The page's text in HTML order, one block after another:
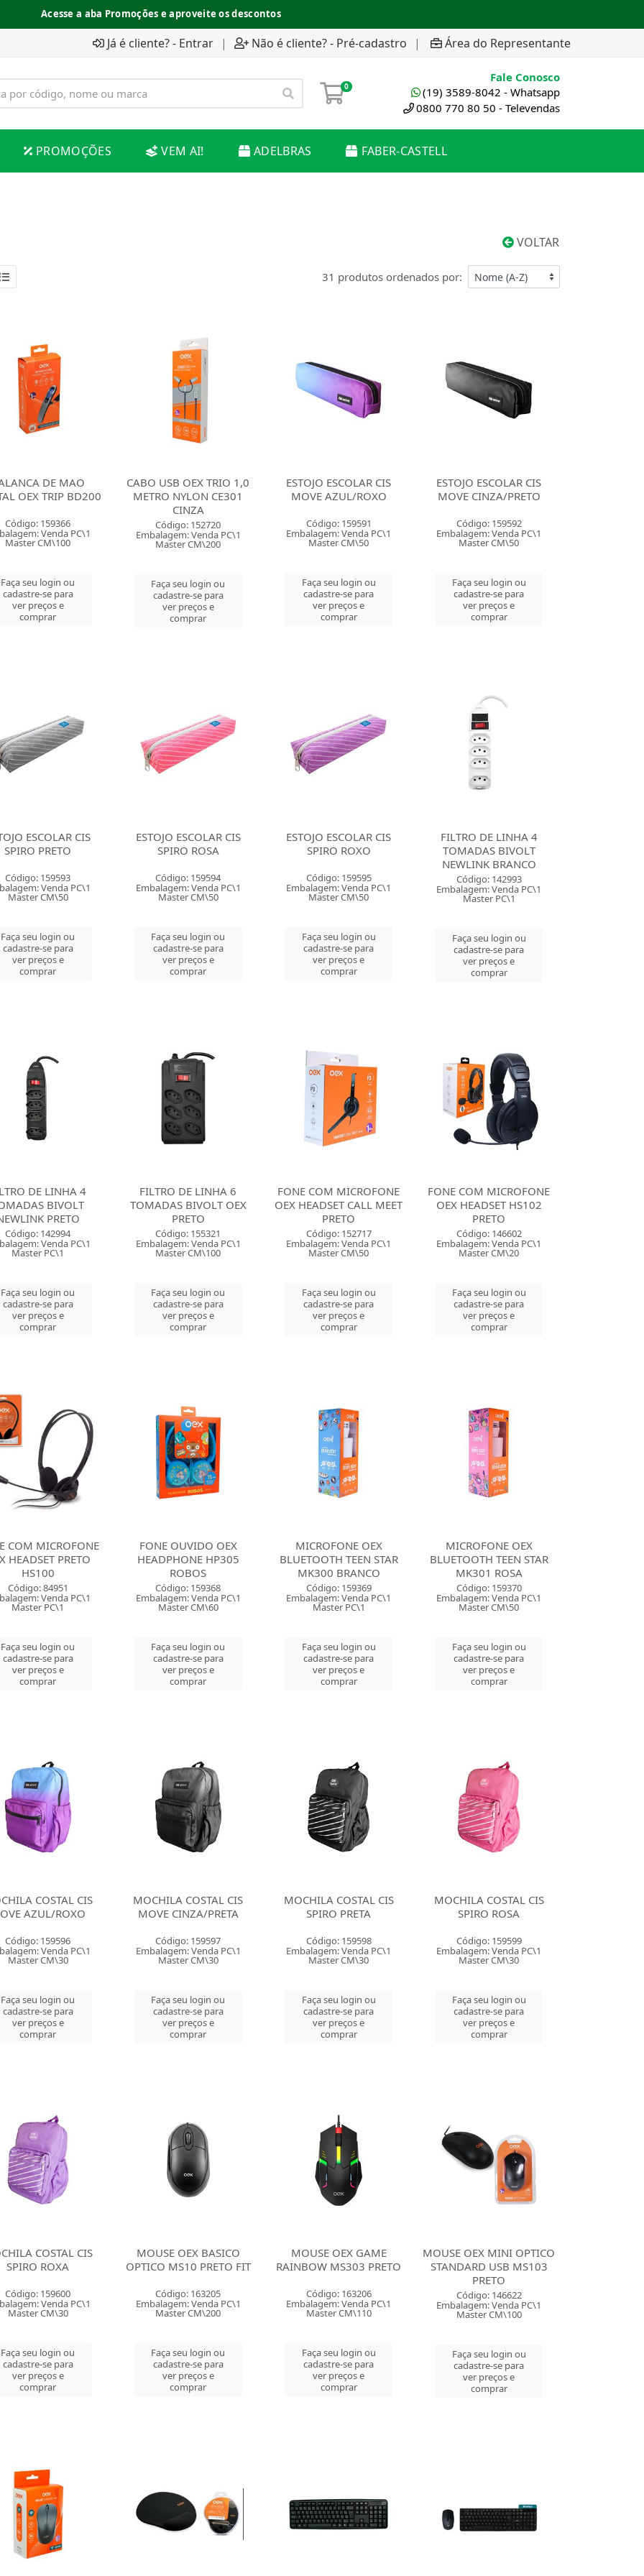
Acesse a aba Promoções e aproveite os descontos
Já é cliente? - Entrar | Não é cliente? - Pré-cadastro | Área do Representante
0
Fale Conosco
(19) 3589-8042 - Whatsapp
0800 770 80 50 - Televendas
PROMOÇÕES VEM AI! ADELBRAS FABER-CASTELL
VOLTAR
31 produtos ordenados por:
DE MAO
OEX TRIP BD200
Código: 159366
Venda PC\1
Master CM\100
Faça seu login ou
cadastre-se para
ver preços e
comprar
CABO USB OEX TRIO 1,0
METRO NYLON CE301
CINZA
Código: 152720
Embalagem: Venda PC\1
Master CM\200
Faça seu login ou
cadastre-se para
ver preços e
comprar
ESTOJO ESCOLAR CIS
MOVE AZUL/ROXO
Código: 159591
Embalagem: Venda PC\1
Master CM\50
Faça seu login ou
cadastre-se para
ver preços e
comprar
ESTOJO ESCOLAR CIS
MOVE CINZA/PRETO
Código: 159592
Embalagem: Venda PC\1
Master CM\50
Faça seu login ou
cadastre-se para
ver preços e
comprar
ESCOLAR CIS
SPIRO PRETO
Código: 159593
Venda PC\1
Master CM\50
Faça seu login ou
cadastre-se para
ver preços e
comprar
ESTOJO ESCOLAR CIS
SPIRO ROSA
Código: 159594
Embalagem: Venda PC\1
Master CM\50
Faça seu login ou
cadastre-se para
ver preços e
comprar
ESTOJO ESCOLAR CIS
SPIRO ROXO
Código: 159595
Embalagem: Venda PC\1
Master CM\50
Faça seu login ou
cadastre-se para
ver preços e
comprar
FILTRO DE LINHA 4
TOMADAS BIVOLT
NEWLINK BRANCO
Código: 142993
Embalagem: Venda PC\1
Master PC\1
Faça seu login ou
cadastre-se para
ver preços e
comprar
DE LINHA 4
BIVOLT
PRETO
Código: 142994
Venda PC\1
Master PC\1
Faça seu login ou
cadastre-se para
ver preços e
comprar
FILTRO DE LINHA 6
TOMADAS BIVOLT OEX
PRETO
Código: 155321
Embalagem: Venda PC\1
Master CM\100
Faça seu login ou
cadastre-se para
ver preços e
comprar
FONE COM MICROFONE
OEX HEADSET CALL MEET
PRETO
Código: 152717
Embalagem: Venda PC\1
Master CM\50
Faça seu login ou
cadastre-se para
ver preços e
comprar
FONE COM MICROFONE
OEX HEADSET HS102
PRETO
Código: 146602
Embalagem: Venda PC\1
Master CM\20
Faça seu login ou
cadastre-se para
ver preços e
comprar
COM MICROFONE
HEADSET PRETO
HS100
Código: 84951
Venda PC\1
Master PC\1
Faça seu login ou
cadastre-se para
ver preços e
comprar
FONE OUVIDO OEX
HEADPHONE HP305
ROBOS
Código: 159368
Embalagem: Venda PC\1
Master CM\60
Faça seu login ou
cadastre-se para
ver preços e
comprar
MICROFONE OEX
BLUETOOTH TEEN STAR
MK300 BRANCO
Código: 159369
Embalagem: Venda PC\1
Master PC\1
Faça seu login ou
cadastre-se para
ver preços e
comprar
MICROFONE OEX
BLUETOOTH TEEN STAR
MK301 ROSA
Código: 159370
Embalagem: Venda PC\1
Master CM\50
Faça seu login ou
cadastre-se para
ver preços e
comprar
COSTAL CIS
AZUL/ROXO
Código: 159596
Venda PC\1
Master CM\30
Faça seu login ou
cadastre-se para
ver preços e
comprar
MOCHILA COSTAL CIS
MOVE CINZA/PRETA
Código: 159597
Embalagem: Venda PC\1
Master CM\30
Faça seu login ou
cadastre-se para
ver preços e
comprar
MOCHILA COSTAL CIS
SPIRO PRETA
Código: 159598
Embalagem: Venda PC\1
Master CM\30
Faça seu login ou
cadastre-se para
ver preços e
comprar
MOCHILA COSTAL CIS
SPIRO ROSA
Código: 159599
Embalagem: Venda PC\1
Master CM\30
Faça seu login ou
cadastre-se para
ver preços e
comprar
COSTAL CIS
SPIRO ROXA
Código: 159600
Venda PC\1
Master CM\30
Faça seu login ou
cadastre-se para
ver preços e
comprar
MOUSE OEX BASICO
OPTICO MS10 PRETO FIT
Código: 163205
Embalagem: Venda PC\1
Master CM\200
Faça seu login ou
cadastre-se para
ver preços e
comprar
MOUSE OEX GAME
RAINBOW MS303 PRETO
Código: 163206
Embalagem: Venda PC\1
Master CM\110
Faça seu login ou
cadastre-se para
ver preços e
comprar
MOUSE OEX MINI OPTICO
STANDARD USB MS103
PRETO
Código: 146622
Embalagem: Venda PC\1
Master CM\100
Faça seu login ou
cadastre-se para
ver preços e
comprar